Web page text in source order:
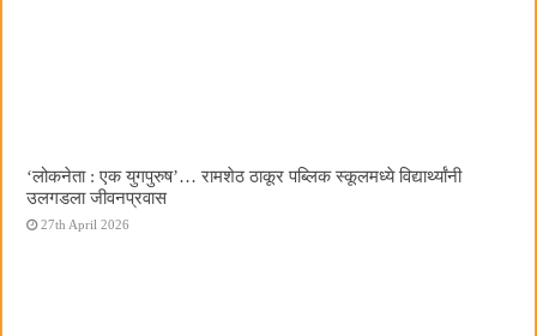
‌‘लोकनेता : एक युगपुरुष‌’… रामशेठ ठाकूर पब्लिक स्कूलमध्ये विद्यार्थ्यांनी
उलगडला जीवनप्रवास
27th April 2026